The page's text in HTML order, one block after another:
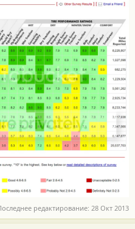
редактирование: 28 Окт 2013